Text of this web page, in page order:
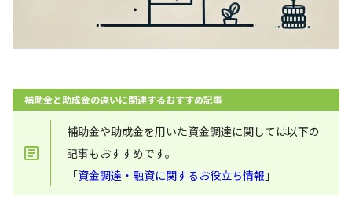
補助金と助成金の違いに関連するおすすめ記事
補助金や助成金を用いた資金調達に関しては以下の
記事もおすすめです。
「資金調達・融資に関するお役立ち情報 」